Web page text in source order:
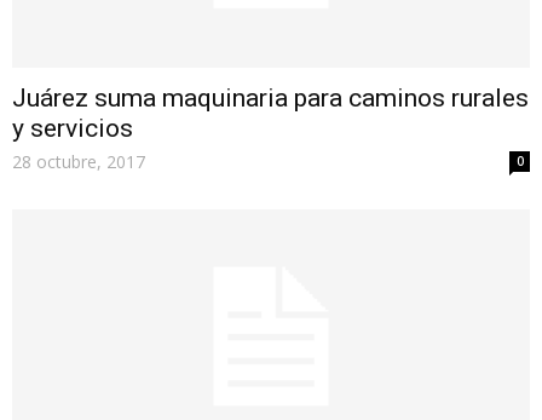
Juárez suma maquinaria para caminos rurales
y servicios
28 octubre, 2017 0